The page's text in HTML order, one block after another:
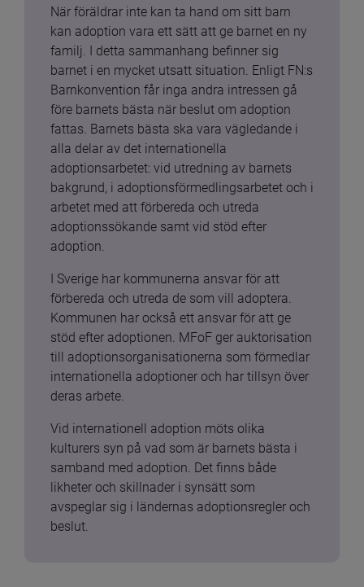
När föräldrar inte kan ta hand om sitt barn
kan adoption vara ett sätt att ge barnet en ny
familj. I detta sammanhang befinner sig
barnet i en mycket utsatt situation. Enligt FN:s
Barnkonvention får inga andra intressen gå
före barnets bästa när beslut om adoption
fattas. Barnets bästa ska vara vägledande i
alla delar av det internationella
adoptionsarbetet: vid utredning av barnets
bakgrund, i adoptionsförmedlingsarbetet och i
arbetet med att förbereda och utreda
adoptionssökande samt vid stöd efter
adoption.
I Sverige har kommunerna ansvar för att
förbereda och utreda de som vill adoptera.
Kommunen har också ett ansvar för att ge
stöd efter adoptionen. MFoF ger auktorisation
till adoptionsorganisationerna som förmedlar
internationella adoptioner och har tillsyn över
deras arbete.
Vid internationell adoption möts olika
kulturers syn på vad som är barnets bästa i
samband med adoption. Det finns både
likheter och skillnader i synsätt som
avspeglar sig i ländernas adoptionsregler och
beslut.